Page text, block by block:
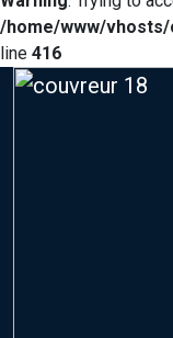
/home/www/
line 416